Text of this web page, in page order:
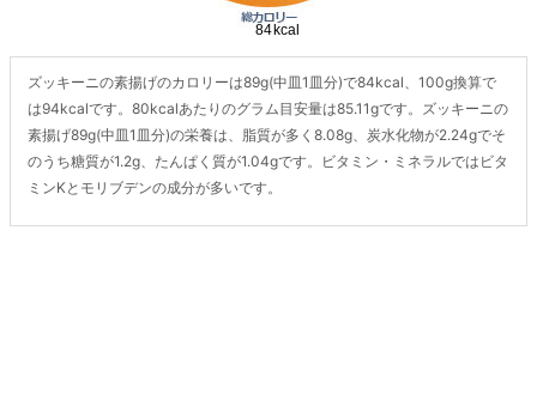
ズッキーニの素揚げのカロリーは89g(中皿1皿分)で84kcal、100g換算で
は94kcalです。80kcalあたりのグラム目安量は85.11gです。ズッキーニの
素揚げ89g(中皿1皿分)の栄養は、脂質が多く8.08g、炭水化物が2.24gでそ
のうち糖質が1.2g、たんぱく質が1.04gです。ビタミン・ミネラルではビタ
ミンKとモリブデンの成分が多いです。